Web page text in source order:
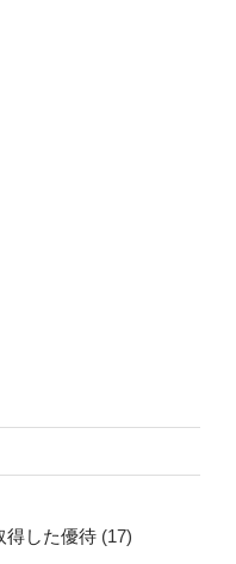
得した優待 (17)